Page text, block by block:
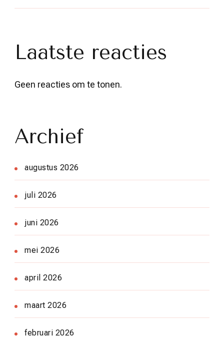
Laatste reacties
Geen reacties om te tonen.
Archief
augustus 2026
juli 2026
juni 2026
mei 2026
april 2026
maart 2026
februari 2026